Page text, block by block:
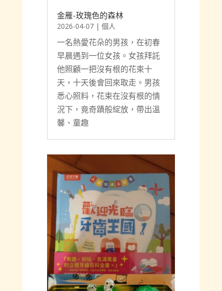
金雁-玫瑰色的森林
2026-04-07| 個人
一名熱愛花朵的男孩，在初春
早晨遇到一位女孩。女孩拜託
他照顧一把沒有根的花束十
天，十天後會回來取走。男孩
悉心照料，花束在沒有根的情
況下，竟奇蹟般綻放，帶出溫
馨、童趣